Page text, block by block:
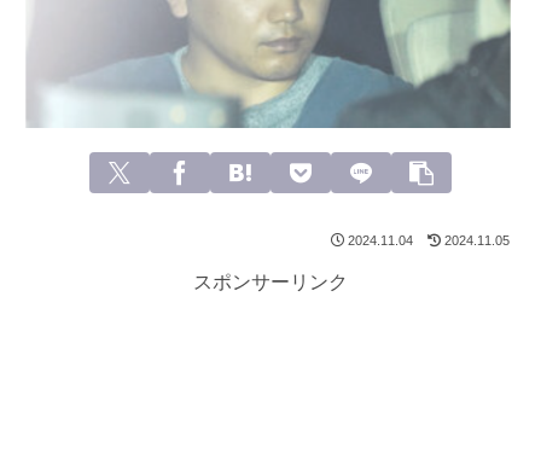
2024.11.04 2024.11.05
スポンサーリンク